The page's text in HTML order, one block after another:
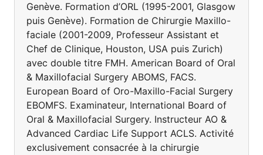
Genève. Formation d’ORL (1995-2001, Glasgow
puis Genève). Formation de Chirurgie Maxillo-
faciale (2001-2009, Professeur Assistant et
Chef de Clinique, Houston, USA puis Zurich)
avec double titre FMH. American Board of Oral
& Maxillofacial Surgery ABOMS, FACS.
European Board of Oro-Maxillo-Facial Surgery
EBOMFS. Examinateur, International Board of
Oral & Maxillofacial Surgery. Instructeur AO &
Advanced Cardiac Life Support ACLS. Activité
exclusivement consacrée à la chirurgie